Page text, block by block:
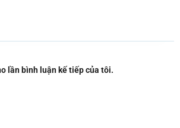
lần bình luận kế tiếp của tôi.